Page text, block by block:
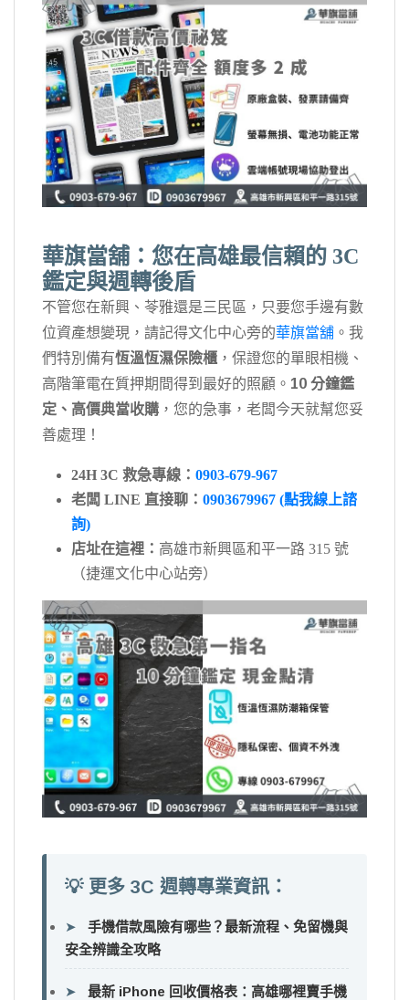
華旗當舖：您在高雄最信賴的 3C
鑑定與週轉後盾
不管您在新興、苓雅還是三民區，只要您手邊有數
位資產想變現，請記得文化中心旁的華旗當舖 。我
們特別備有恆溫恆濕保險櫃 ，保證您的單眼相機、
高階筆電在質押期間得到最好的照顧。 10 分鐘鑑
定、高價典當收購 ，您的急事，老闆今天就幫您妥
善處理！
24H 3C 救急專線： 0903-679-967
老闆 LINE 直接聊： 0903679967 (點我線上諮
詢)
店址在這裡： 高雄市新興區和平一路 315 號
（捷運文化中心站旁）
💡 更多 3C 週轉專業資訊：
➤
手機借款風險有哪些？最新流程、免留機與
安全辨識全攻略
➤ 最新 iPhone 回收價格表：高雄哪裡賣手機